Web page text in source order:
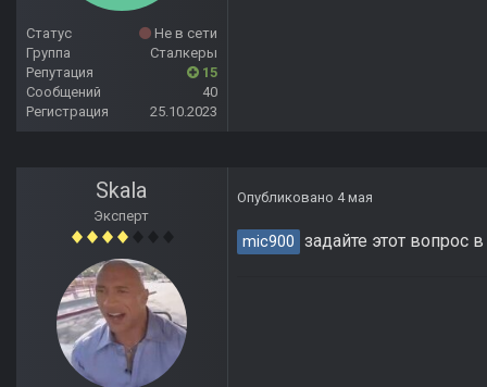
Статус
Не в сети
Группа
Сталкеры
Репутация
15
Сообщений
40
Регистрация
25.10.2023
Skala
Эксперт
Опубликовано 4 мая
mic900 задайте этот вопрос